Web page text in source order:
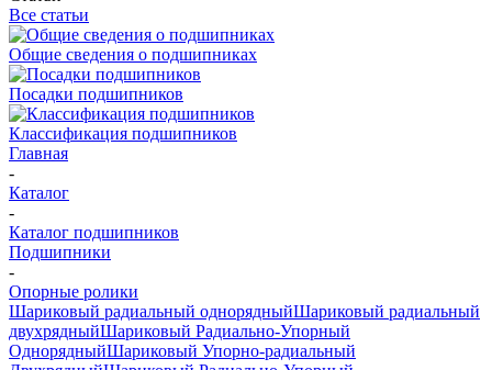
Все статьи
Общие сведения о подшипниках
Посадки подшипников
Классификация подшипников
Главная
-
Каталог
-
Каталог подшипников
Подшипники
-
Опорные ролики
Шариковый радиальный однорядныйШариковый радиальный
двухрядныйШариковый Радиально-Упорный
ОднорядныйШариковый Упорно-радиальный